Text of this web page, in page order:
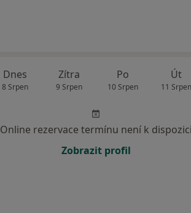
Dnes
8 Srpen
Zítra
9 Srpen
Po
10 Srpen
Út
11 Srpen
Online rezervace termínu není k dispozici
Zobrazit profil